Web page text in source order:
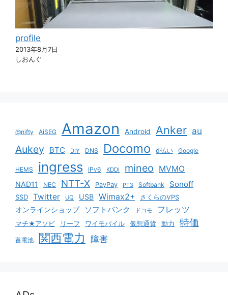
profile
2013年8月7日
しおんぐ
@nifty AiSEG Amazon Android Anker au
Aukey BTC DIY DNS Docomo d払い Google
HEMS ingress IPv6 KDDI mineo MVMO
NAD11 NEC NTT-X PayPay PT3 Softbank Sonoff
SSD Twitter UQ USB Wimax2+ さくらのVPS
オンラインショップ ソフトバンク ドコモ フレッツ
マチ★アソビ リーフ ワイモバイル 仮想通貨 動力 特価
蓄電池 関西電力 障害